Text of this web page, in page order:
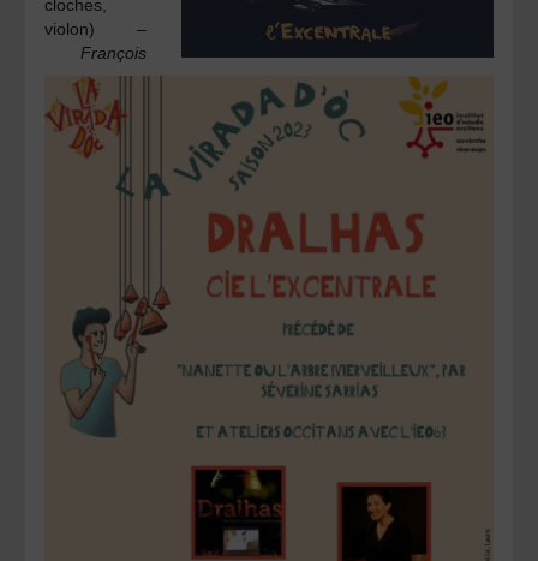
cloches,
violon) –
François